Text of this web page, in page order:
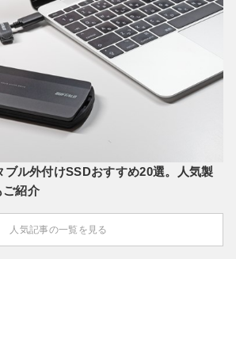
ブル外付けSSDおすすめ20選。人気製
ご紹介
人気記事の一覧を見る